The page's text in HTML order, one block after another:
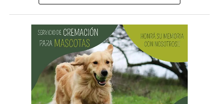
Desde Vialidad Nacional informaron que,durante las